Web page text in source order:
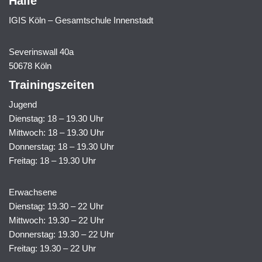
IGIS Köln – Gesamtschule Innenstadt
Severinswall 40a
50678 Köln
Trainingszeiten
Jugend
Dienstag: 18 – 19.30 Uhr
Mittwoch: 18 – 19.30 Uhr
Donnerstag: 18 – 19.30 Uhr
Freitag: 18 – 19.30 Uhr
Erwachsene
Dienstag: 19.30 – 22 Uhr
Mittwoch: 19.30 – 22 Uhr
Donnerstag: 19.30 – 22 Uhr
Freitag: 19.30 – 22 Uhr